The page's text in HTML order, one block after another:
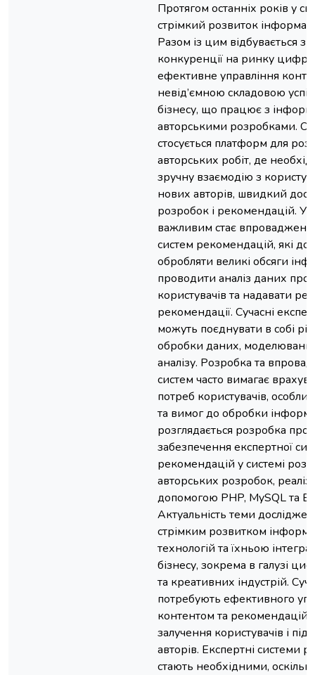
Протягом останніх років у
стрімкий розвиток
Разом із цим відбувається
конкуренції на ринку
ефективне управління
невід’ємною складовою
бізнесу, що працює з
авторськими розробками.
стосується платформ для
авторських робіт, де
зручну взаємодію з
нових авторів, швидкий
розробок і рекомендацій. У
важливим стає
систем рекомендацій, які
обробляти великі обсяги
проводити аналіз даних про
користувачів та надавати
рекомендації. Сучасні
можуть поєднувати в собі
обробки даних,
аналізу. Розробка та
систем часто вимагає
потреб користувачів,
та вимог до обробки
розглядається розробка
забезпечення експертної
рекомендацій у системі
авторських розробок,
допомогою PHP, MySQL та
Актуальність теми
стрімким розвитком
технологій та їхньою
бізнесу, зокрема в галузі
та креативних індустрій.
потребують ефективного
контентом та рекомендацій
залучення користувачів і
авторів. Експертні системи
стають необхідними,